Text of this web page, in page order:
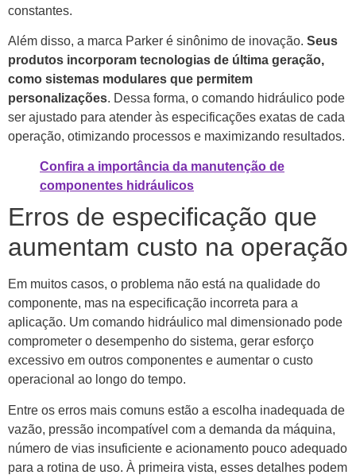
constantes.
Além disso, a marca Parker é sinônimo de inovação. Seus
produtos incorporam tecnologias de última geração,
como sistemas modulares que permitem
personalizações. Dessa forma, o comando hidráulico pode
ser ajustado para atender às especificações exatas de cada
operação, otimizando processos e maximizando resultados.
Confira a importância da manutenção de
componentes hidráulicos
Erros de especificação que
aumentam custo na operação
Em muitos casos, o problema não está na qualidade do
componente, mas na especificação incorreta para a
aplicação. Um comando hidráulico mal dimensionado pode
comprometer o desempenho do sistema, gerar esforço
excessivo em outros componentes e aumentar o custo
operacional ao longo do tempo.
Entre os erros mais comuns estão a escolha inadequada de
vazão, pressão incompatível com a demanda da máquina,
número de vias insuficiente e acionamento pouco adequado
para a rotina de uso. À primeira vista, esses detalhes podem